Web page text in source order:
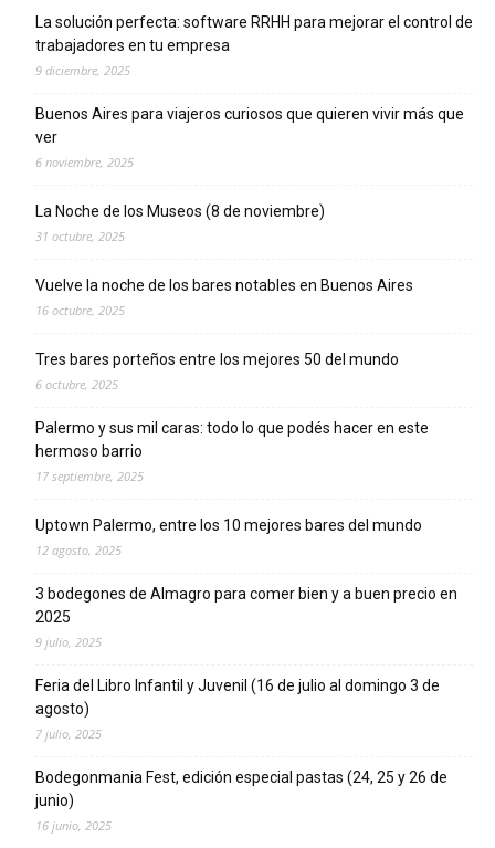
La solución perfecta: software RRHH para mejorar el control de
trabajadores en tu empresa
9 diciembre, 2025
Buenos Aires para viajeros curiosos que quieren vivir más que
ver
6 noviembre, 2025
La Noche de los Museos (8 de noviembre)
31 octubre, 2025
Vuelve la noche de los bares notables en Buenos Aires
16 octubre, 2025
Tres bares porteños entre los mejores 50 del mundo
6 octubre, 2025
Palermo y sus mil caras: todo lo que podés hacer en este
hermoso barrio
17 septiembre, 2025
Uptown Palermo, entre los 10 mejores bares del mundo
12 agosto, 2025
3 bodegones de Almagro para comer bien y a buen precio en
2025
9 julio, 2025
Feria del Libro Infantil y Juvenil (16 de julio al domingo 3 de
agosto)
7 julio, 2025
Bodegonmania Fest, edición especial pastas (24, 25 y 26 de
junio)
16 junio, 2025